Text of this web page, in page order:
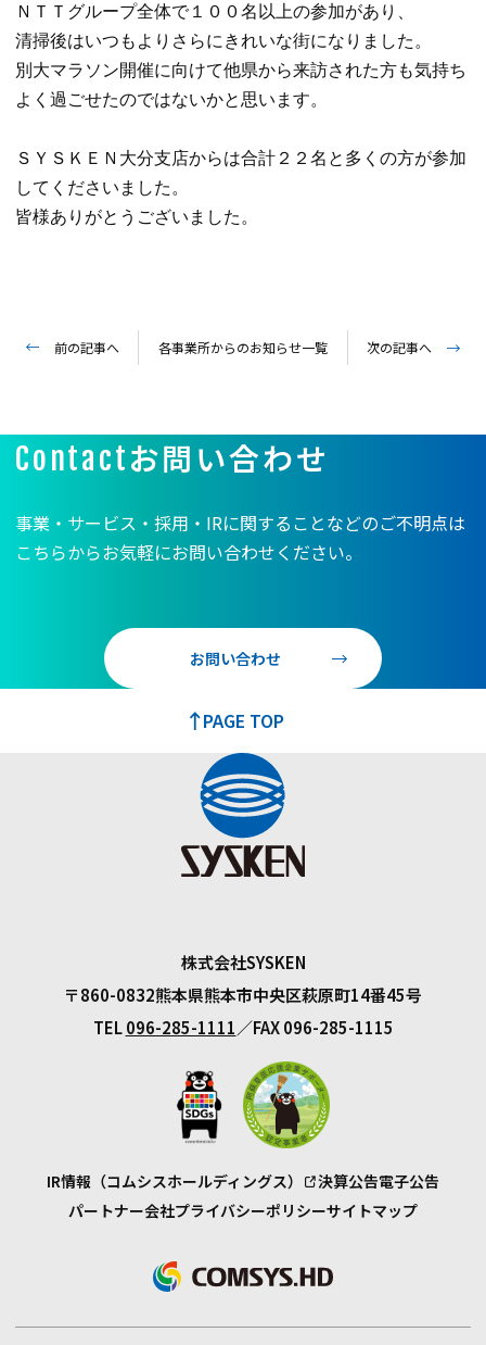
ＮＴＴグループ全体で１００名以上の参加があり、
清掃後はいつもよりさらにきれいな街になりました。
別大マラソン開催に向けて他県から来訪された方も気持ち
よく過ごせたのではないかと思います。
ＳＹＳＫＥＮ大分支店からは合計２２名と多くの方が参加
してくださいました。
皆様ありがとうございました。
前の記事へ 次の記事へ
各事業所からのお知らせ一覧
Contactお問い合わせ
事業・サービス・採用・IRに関することなどのご不明点は
こちらからお気軽にお問い合わせください。
お問い合わせ
PAGE TOP
株式会社SYSKEN
〒860-0832熊本県熊本市中央区萩原町14番45号
TEL096-285-1111 FAX 096-285-1115
IR情報（コムシスホールディングス） 決算公告電子公告
パートナー会社プライバシーポリシーサイトマップ